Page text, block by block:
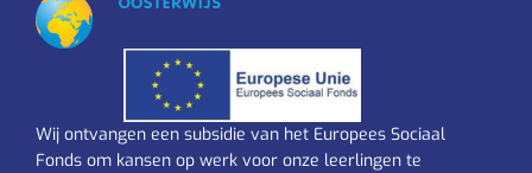
Wij ontvangen een subsidie van het Europees Sociaal
Fonds om kansen op werk voor onze leerlingen te